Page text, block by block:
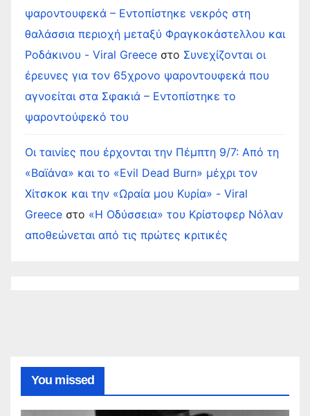
ψαροντουφεκά – Εντοπίστηκε νεκρός στη
θαλάσσια περιοχή μεταξύ Φραγκοκάστελλου και
Ροδάκινου - Viral Greece στο Συνεχίζονται οι
έρευνες για τον 65χρονο ψαροντουφεκά που
αγνοείται στα Σφακιά – Εντοπίστηκε το
ψαροντούφεκό του
Οι ταινίες που έρχονται την Πέμπτη 9/7: Από τη
«Βαϊάνα» και το «Evil Dead Burn» μέχρι τον
Χίτσκοκ και την «Ωραία μου Κυρία» - Viral
Greece στο «Η Οδύσσεια» του Κρίστοφερ Νόλαν
αποθεώνεται από τις πρώτες κριτικές
You missed